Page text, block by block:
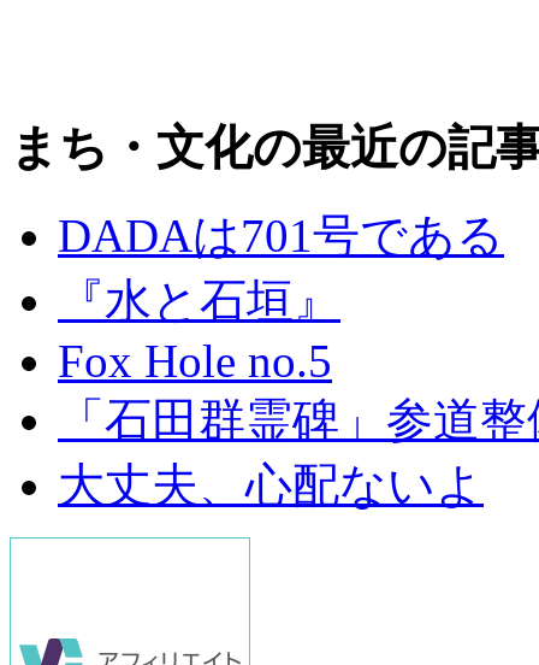
まち・文化の最近の記
DADAは701号である
『水と石垣』
Fox Hole no.5
「石田群霊碑」参道
大丈夫、心配ないよ